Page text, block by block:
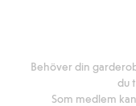
Behöver din
du
Som medlem